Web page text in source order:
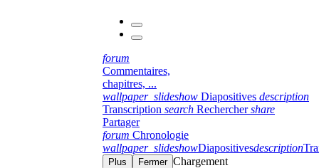
forum
Commentaires,
chapitres, ...
wallpaper_slideshow Diapositives description
Transcription search Rechercher share
Partager
forum Chronologie
wallpaper_slideshowDiapositivesdescription
Plus Fermer Chargement